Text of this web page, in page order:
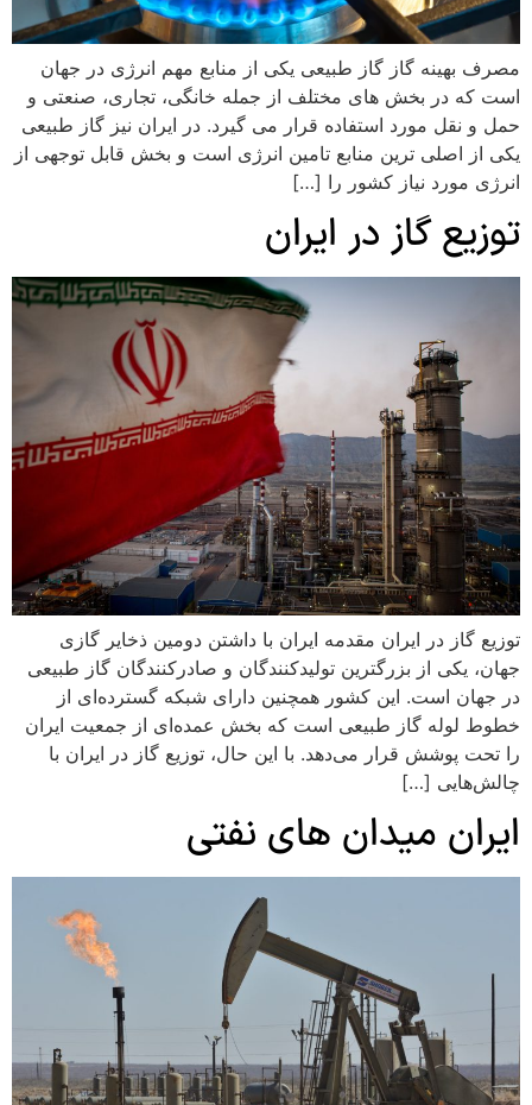
مصرف بهینه گاز گاز طبیعی یکی از منابع مهم انرژی در جهان
است که در بخش های مختلف از جمله خانگی، تجاری، صنعتی و
حمل و نقل مورد استفاده قرار می گیرد. در ایران نیز گاز طبیعی
یکی از اصلی ترین منابع تامین انرژی است و بخش قابل توجهی از
انرژی مورد نیاز کشور را […]
توزیع گاز در ایران
توزیع گاز در ایران مقدمه ایران با داشتن دومین ذخایر گازی
جهان، یکی از بزرگترین تولیدکنندگان و صادرکنندگان گاز طبیعی
در جهان است. این کشور همچنین دارای شبکه گسترده‌ای از
خطوط لوله گاز طبیعی است که بخش عمده‌ای از جمعیت ایران
را تحت پوشش قرار می‌دهد. با این حال، توزیع گاز در ایران با
چالش‌هایی […]
ایران میدان های نفتی